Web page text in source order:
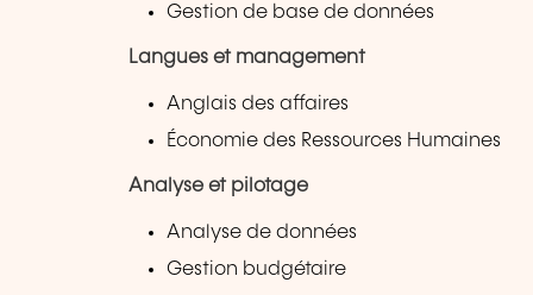
Gestion de base de données
Langues et management
Anglais des affaires
Économie des Ressources Humaines
Analyse et pilotage
Analyse de données
Gestion budgétaire